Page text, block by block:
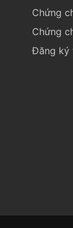
Chứng
Chứng
Đăng ký